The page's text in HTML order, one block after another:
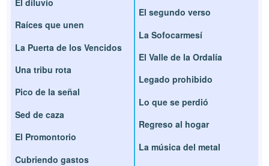
Raíces que unen
La Puerta de los Vencidos
Una tribu rota
Pico de la señal
Sed de caza
El Promontorio
Cubriendo gastos
El segundo verso
La Sofocarmesí
El Valle de la Ordalía
Legado prohibido
Lo que se perdió
Regreso al hogar
La música del metal